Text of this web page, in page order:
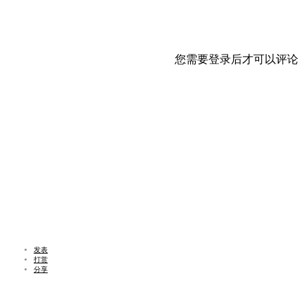
您需要登录后才可以评论
发表
打赏
分享